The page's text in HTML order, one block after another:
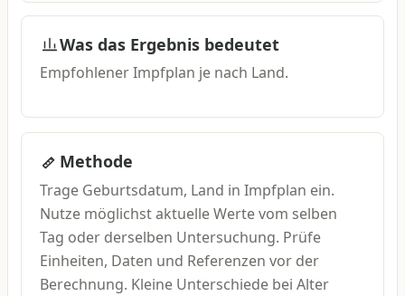
Was das Ergebnis bedeutet
Empfohlener Impfplan je nach Land.
Methode
Trage Geburtsdatum, Land in Impfplan ein.
Nutze möglichst aktuelle Werte vom selben
Tag oder derselben Untersuchung. Prüfe
Einheiten, Daten und Referenzen vor der
Berechnung. Kleine Unterschiede bei Alter